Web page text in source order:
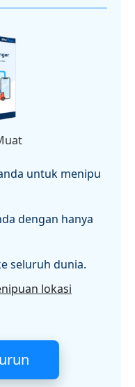
untuk menipu
dengan hanya
seluruh dunia.
lokasi